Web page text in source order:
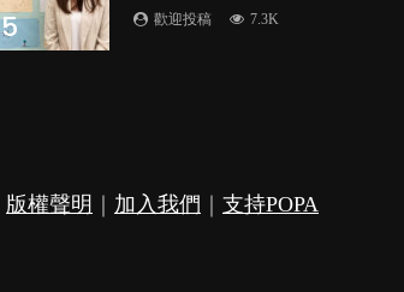
5 歡迎投稿 7.3K
版權聲明 加入我們
支持POPA